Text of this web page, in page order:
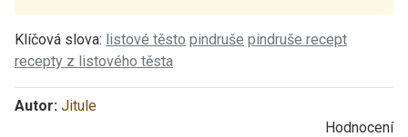
Klíčová slova: listové těsto pindruše pindruše recept
recepty z listového těsta
Autor: Jitule
Hodnocení